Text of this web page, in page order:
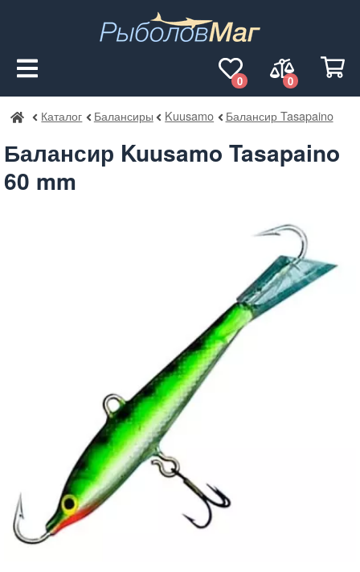
0
0
РыболовМаг
Каталог Балансиры Kuusamo Балансир Tasapaino
Балансир Kuusamo Tasapaino
60 mm